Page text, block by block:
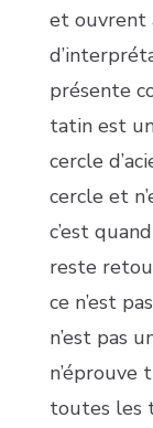
et ouvrent
présente
tatin est
cercle
cercle et
c’est
reste
ce n’est
n’est pas
n’éprouve
toutes les